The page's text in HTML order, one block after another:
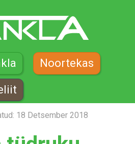
Noortekas
18 Detsember 2018